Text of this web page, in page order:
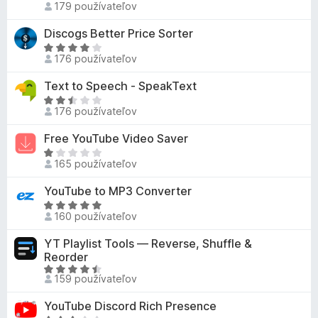
,
z
5
i
e
2
3
z
5
o
e
n
i
4
8
z
5
o
p
l
n
k
z
a
i
a
n
i
e
e
o
h
d
179 používateľov
Discogs Better Price Sorter
H
o
d
n
o
e
n
i
4
5
176 používateľov
Text to Speech - SpeakText
H
o
d
n
o
e
n
i
:
2
,
z
176 používateľov
Free YouTube Video Saver
H
o
d
n
o
e
n
i
:
165 používateľov
YouTube to MP3 Converter
H
o
d
n
o
t
n
160 používateľov
YT Playlist Tools — Reverse, Shuffle &
Reorder
H
o
d
n
159 používateľov
YouTube Discord Rich Presence